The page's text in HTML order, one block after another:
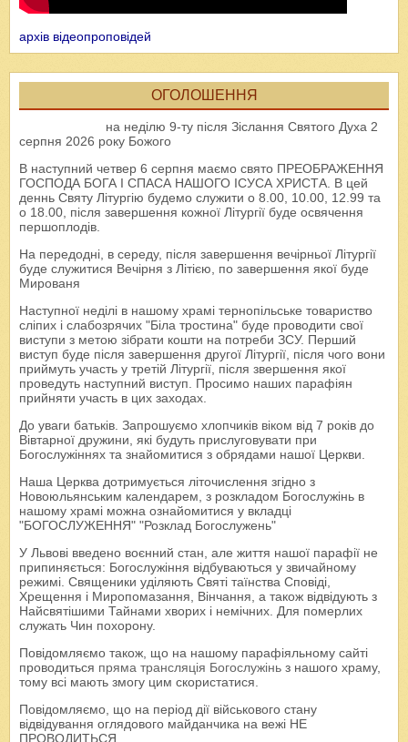
архів відеопроповідей
ОГОЛОШЕННЯ
на неділю 9-ту після Зіслання Святого Духа 2
серпня 2026 року Божого
В наступний четвер 6 серпня маємо свято ПРЕОБРАЖЕННЯ
ГОСПОДА БОГА І СПАСА НАШОГО ІСУСА ХРИСТА. В цей
деннь Святу Літургію будемо служити о 8.00, 10.00, 12.99 та
о 18.00, після завершення кожної Літургії буде освячення
першоплодів.
На передодні, в середу, після завершення вечірньої Літургії
буде служитися Вечірня з Літією, по завершення якої буде
Мированя
Наступної неділі в нашому храмі тернопільське товариство
сліпих і слабозрячих "Біла тростина" буде проводити свої
виступи з метою зібрати кошти на потреби ЗСУ. Перший
виступ буде після завершення другої Літургії, після чого вони
приймуть участь у третій Літургії, після звершення якої
проведуть наступний виступ. Просимо наших парафіян
прийняти участь в цих заходах.
До уваги батьків. Запрошуємо хлопчиків віком від 7 років до
Вівтарної дружини, які будуть прислуговувати при
Богослужіннях та знайомитися з обрядами нашої Церкви.
Наша Церква дотримується літочислення згідно з
Новоюльянським календарем, з розкладом Богослужінь в
нашому храмі можна ознайомитися у вкладці
"БОГОСЛУЖЕННЯ" "Розклад Богослужень"
У Львові введено воєнний стан, але життя нашої парафії не
припиняється: Богослужіння відбуваються у звичайному
режимі. Священики уділяють Святі таїнства Сповіді,
Хрещення і Миропомазання, Вінчання, а також відвідують з
Найсвятішими Тайнами хворих і немічних. Для померлих
служать Чин похорону.
Повідомляємо також, що на нашому парафіяльному сайті
проводиться пряма трансляція Богослужінь з нашого храму,
тому всі мають змогу цим скористатися.
Повідомляємо, що на період дії військового стану
відвідування оглядового майданчика на вежі НЕ
ПРОВОДИТЬСЯ.